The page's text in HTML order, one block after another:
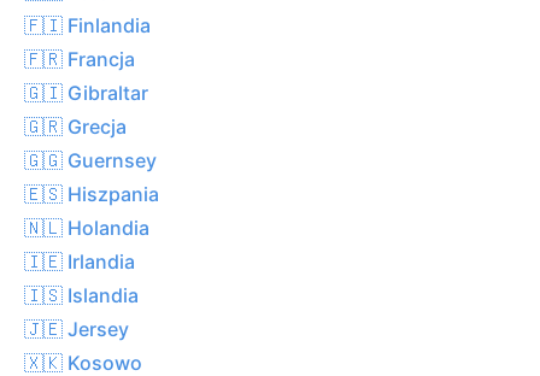
🇫🇮 Finlandia
🇫🇷 Francja
🇬🇮 Gibraltar
🇬🇷 Grecja
🇬🇬 Guernsey
🇪🇸 Hiszpania
🇳🇱 Holandia
🇮🇪 Irlandia
🇮🇸 Islandia
🇯🇪 Jersey
🇽🇰 Kosowo